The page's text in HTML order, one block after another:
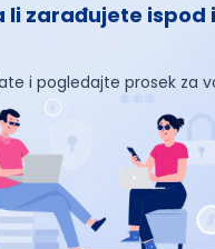
li zarađujete ispod
i pogledajte prosek za